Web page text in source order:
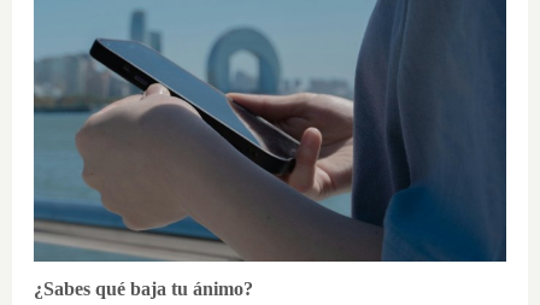
¿Sabes qué baja tu ánimo?